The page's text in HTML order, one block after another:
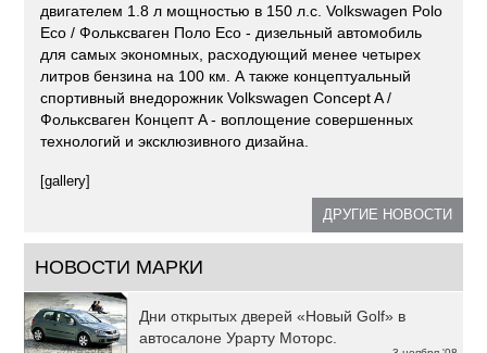
двигателем 1.8 л мощностью в 150 л.с. Volkswagen Polo
Eco / Фольксваген Поло Eco - дизельный автомобиль
для самых экономных, расходующий менее четырех
литров бензина на 100 км. А также концептуальный
спортивный внедорожник Volkswagen Concept A /
Фольксваген Концепт A - воплощение совершенных
технологий и эксклюзивного дизайна.
[gallery]
ДРУГИЕ НОВОСТИ
НОВОСТИ МАРКИ
Дни открытых дверей «Новый Golf» в
автосалоне Урарту Моторс.